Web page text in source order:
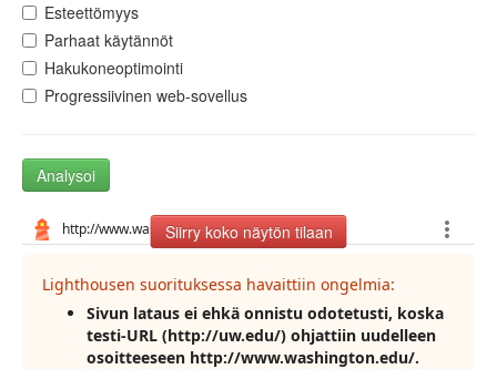
Esteettömyys
Parhaat käytännöt
Hakukoneoptimointi
Progressiivinen web-sovellus
Analysoi
Siirry koko näytön tilaan